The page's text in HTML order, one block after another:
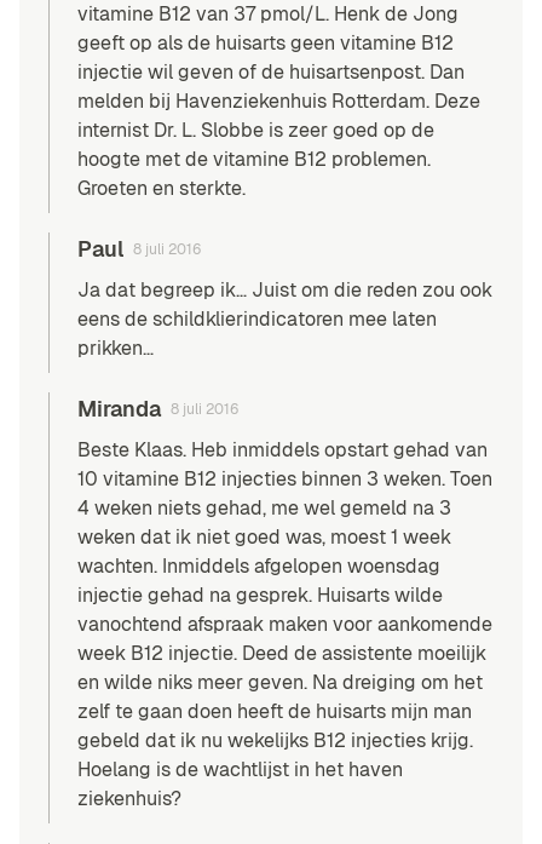
vitamine B12 van 37 pmol/L. Henk de Jong
geeft op als de huisarts geen vitamine B12
injectie wil geven of de huisartsenpost. Dan
melden bij Havenziekenhuis Rotterdam. Deze
internist Dr. L. Slobbe is zeer goed op de
hoogte met de vitamine B12 problemen.
Groeten en sterkte.
Paul 8 juli 2016
Ja dat begreep ik… Juist om die reden zou ook
eens de schildklierindicatoren mee laten
prikken…
Miranda 8 juli 2016
Beste Klaas. Heb inmiddels opstart gehad van
10 vitamine B12 injecties binnen 3 weken. Toen
4 weken niets gehad, me wel gemeld na 3
weken dat ik niet goed was, moest 1 week
wachten. Inmiddels afgelopen woensdag
injectie gehad na gesprek. Huisarts wilde
vanochtend afspraak maken voor aankomende
week B12 injectie. Deed de assistente moeilijk
en wilde niks meer geven. Na dreiging om het
zelf te gaan doen heeft de huisarts mijn man
gebeld dat ik nu wekelijks B12 injecties krijg.
Hoelang is de wachtlijst in het haven
ziekenhuis?